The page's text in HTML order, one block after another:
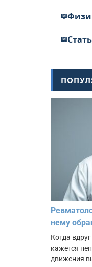
нему
Когда
кажется
движения